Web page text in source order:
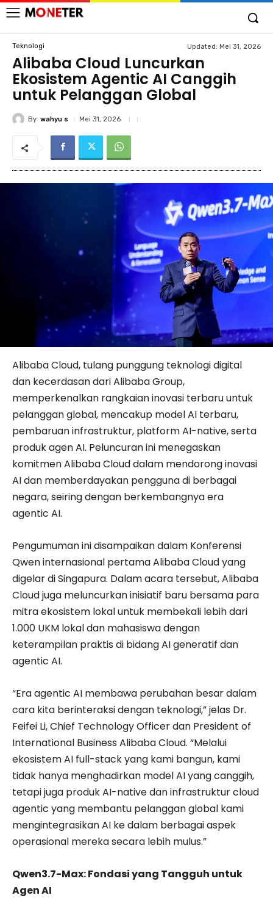
Teknologi Updated: Mei 31, 2026
Alibaba Cloud Luncurkan
Ekosistem Agentic AI Canggih
untuk Pelanggan Global
By wahyu s Mei 31, 2026
Alibaba Cloud, tulang punggung teknologi digital
dan kecerdasan dari Alibaba Group,
memperkenalkan rangkaian inovasi terbaru untuk
pelanggan global, mencakup model AI terbaru,
pembaruan infrastruktur, platform AI-native, serta
produk agen AI. Peluncuran ini menegaskan
komitmen Alibaba Cloud dalam mendorong inovasi
AI dan memberdayakan pengguna di berbagai
negara, seiring dengan berkembangnya era
agentic AI.
Pengumuman ini disampaikan dalam Konferensi
Qwen internasional pertama Alibaba Cloud yang
digelar di Singapura. Dalam acara tersebut, Alibaba
Cloud juga meluncurkan inisiatif baru bersama para
mitra ekosistem lokal untuk membekali lebih dari
1.000 UKM lokal dan mahasiswa dengan
keterampilan praktis di bidang AI generatif dan
agentic AI.
“Era agentic AI membawa perubahan besar dalam
cara kita berinteraksi dengan teknologi,” jelas Dr.
Feifei Li, Chief Technology Officer dan President of
International Business Alibaba Cloud. “Melalui
ekosistem AI full-stack yang kami bangun, kami
tidak hanya menghadirkan model AI yang canggih,
tetapi juga produk AI-native dan infrastruktur cloud
agentic yang membantu pelanggan global kami
mengintegrasikan AI ke dalam berbagai aspek
operasional mereka secara lebih mulus.”
Qwen3.7-Max: Fondasi yang Tangguh untuk
Agen AI